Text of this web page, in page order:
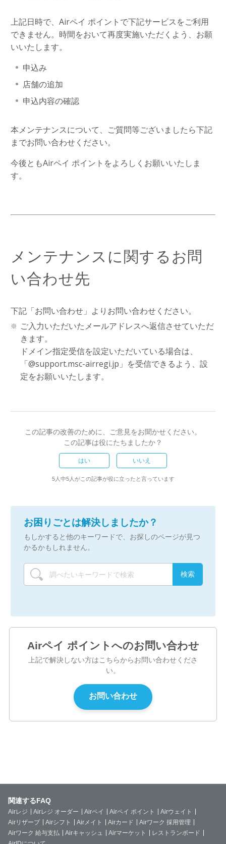
上記日時で、Airペイ ポイントで下記サービスをご利用
できません。時間をおいて再度実施いただくよう、お願
いいたします。
申込み
店舗の追加
申込内容の確認
本メンテナンスについて、ご質問等ございましたら下記
までお問い合わせください。
今後ともAirペイ ポイントをよろしくお願いいたしま
す。
メンテナンスに関するお問
い合わせ先
下記「お問い合わせ」よりお問い合わせください。
ご入力いただいたメールアドレスへ返信させていただ
きます。
ドメイン指定受信を設定いただいている場合は、
「@support.msc-airregi.jp」を受信できるよう、設
定をお願いいたします。
この記事の改善のために、ご意見をお聞かせください。
この記事は役にたちましたか？
はい いいえ
5人中5人がこの記事が役に立ったと言っています
お困りごとは解決しましたか？
もしかすると他のキーワードで、お探しのページが見つ
かるかもしれません。
Airペイ ポイントへのお問い合わせ
上記で解決しない方はこちらからお問い合わせくださ
い。
関連するFAQ
Airレジ Airレジ オーダー Airペイ Airペイ ポイント
Airウェイト
Airリザーブ
Airシフト Airメイト Airカード
Airワーク 採用管理
Airワーク 給与支払
Airキャッシュ Airマーケット
レストランボード